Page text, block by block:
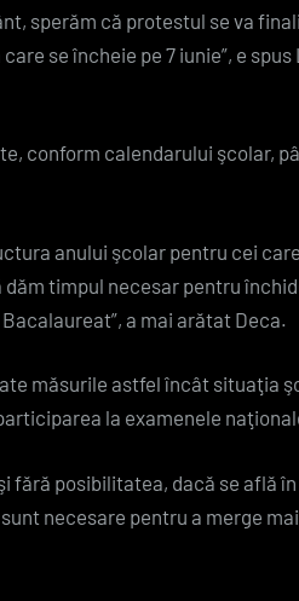
sperăm că protestul se va
se încheie pe 7 iunie”, e spus
conform calendarului şcolar,
anului şcolar pentru cei
dăm timpul necesar pentru
a mai arătat Deca.
măsurile astfel încât situaţia
la examenele
fără posibilitatea, dacă se află
necesare pentru a merge mai